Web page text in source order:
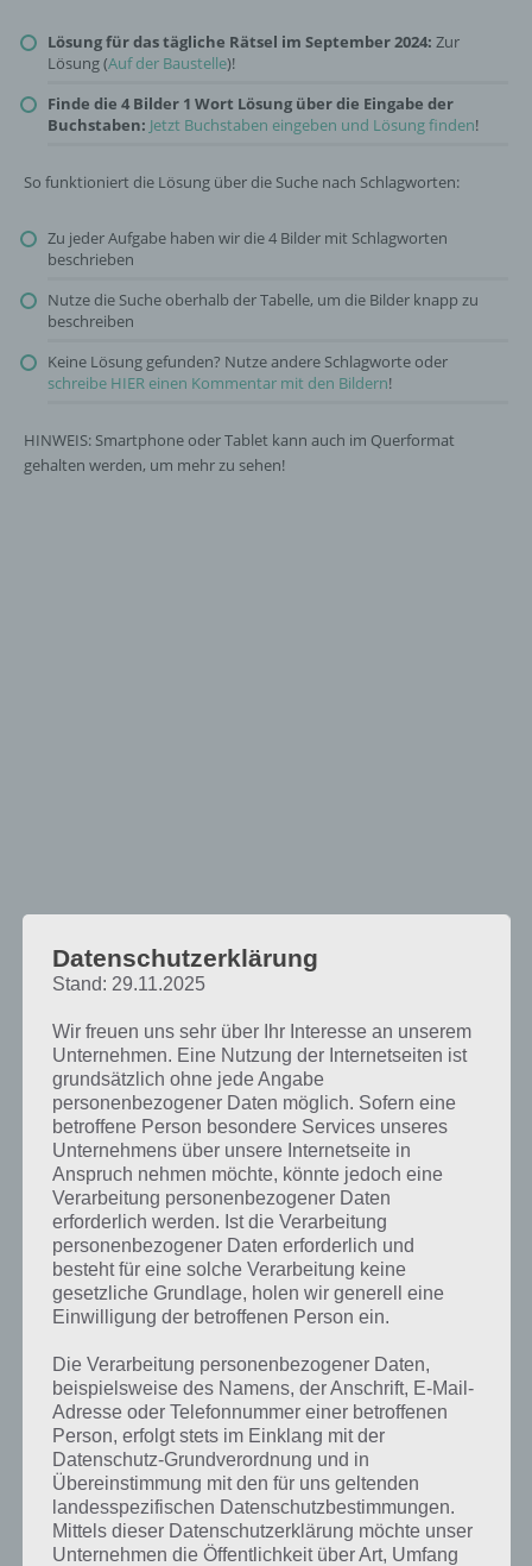
Lösung für das tägliche Rätsel im September 2024: Zur
Lösung (Auf der Baustelle)!
Finde die 4 Bilder 1 Wort Lösung über die Eingabe der
Buchstaben: Jetzt Buchstaben eingeben und Lösung finden!
So funktioniert die Lösung über die Suche nach Schlagworten:
Zu jeder Aufgabe haben wir die 4 Bilder mit Schlagworten
beschrieben
Nutze die Suche oberhalb der Tabelle, um die Bilder knapp zu
beschreiben
Keine Lösung gefunden? Nutze andere Schlagworte oder
schreibe HIER einen Kommentar mit den Bildern!
HINWEIS: Smartphone oder Tablet kann auch im Querformat
gehalten werden, um mehr zu sehen!
Suchen:
Bild 1
Bild 2
Bild 3
Bild 4
Lösung
Rotes Kreuz
Frau zerbricht was
Roter Knopf
Abriss eines Gebäude
Abbruch
Fußabdruck im Sand
Hand mit Farben
Zähne
100% Qualitiy
Abdruck
1 bis 10 von 2.025 Einträgen Zurück
Datenschutzerklärung
Stand: 29.11.2025
Wir freuen uns sehr über Ihr Interesse an unserem
Unternehmen. Eine Nutzung der Internetseiten ist
grundsätzlich ohne jede Angabe
personenbezogener Daten möglich. Sofern eine
betroffene Person besondere Services unseres
Unternehmens über unsere Internetseite in
Anspruch nehmen möchte, könnte jedoch eine
Verarbeitung personenbezogener Daten
erforderlich werden. Ist die Verarbeitung
personenbezogener Daten erforderlich und
besteht für eine solche Verarbeitung keine
gesetzliche Grundlage, holen wir generell eine
Einwilligung der betroffenen Person ein.
Die Verarbeitung personenbezogener Daten,
beispielsweise des Namens, der Anschrift, E-Mail-
Adresse oder Telefonnummer einer betroffenen
Person, erfolgt stets im Einklang mit der
Datenschutz-Grundverordnung und in
Übereinstimmung mit den für uns geltenden
landesspezifischen Datenschutzbestimmungen.
Mittels dieser Datenschutzerklärung möchte unser
Unternehmen die Öffentlichkeit über Art, Umfang